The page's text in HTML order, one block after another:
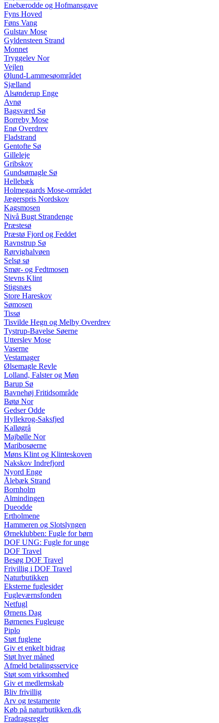
Enebærodde og Hofmansgave
Fyns Hoved
Føns Vang
Gulstav Mose
Gyldensteen Strand
Monnet
Tryggelev Nor
Vejlen
Ølund-Lammesøområdet
Sjælland
Alsønderup Enge
Avnø
Bagsværd Sø
Borreby Mose
Enø Overdrev
Fladstrand
Gentofte Sø
Gilleleje
Gribskov
Gundsømagle Sø
Hellebæk
Holmegaards Mose-området
Jægerspris Nordskov
Kagsmosen
Nivå Bugt Strandenge
Præstesø
Præstø Fjord og Feddet
Ravnstrup Sø
Rørvighalvøen
Selsø sø
Smør- og Fedtmosen
Stevns Klint
Stigsnæs
Store Hareskov
Sømosen
Tissø
Tisvilde Hegn og Melby Overdrev
Tystrup-Bavelse Søerne
Utterslev Mose
Vaserne
Vestamager
Ølsemagle Revle
Lolland, Falster og Møn
Barup Sø
Bavnehøj Fritidsområde
Bøtø Nor
Gedser Odde
Hyllekrog-Saksfjed
Kalløgrå
Majbølle Nor
Maribosøerne
Møns Klint og Klinteskoven
Nakskov Indrefjord
Nyord Enge
Ålebæk Strand
Bornholm
Almindingen
Dueodde
Ertholmene
Hammeren og Slotslyngen
Ørneklubben: Fugle for børn
DOF UNG: Fugle for unge
DOF Travel
Besøg DOF Travel
Frivillig i DOF Travel
Naturbutikken
Eksterne fuglesider
Fugleværnsfonden
Netfugl
Ørnens Dag
Børnenes Fugleuge
Piplo
Støt fuglene
Giv et enkelt bidrag
Støt hver måned
Afmeld betalingsservice
Støt som virksomhed
Giv et medlemskab
Bliv frivillig
Arv og testamente
Køb på naturbutikken.dk
Fradragsregler